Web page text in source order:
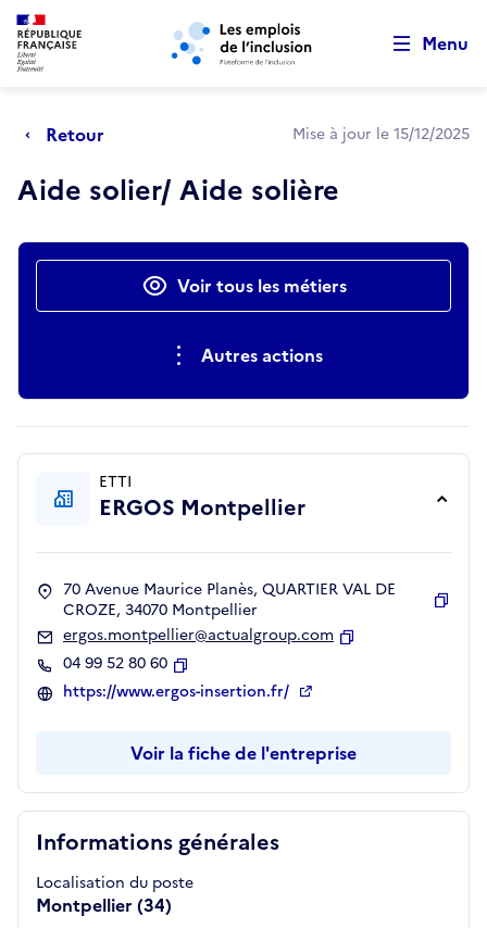
Aller au menu principal Aller au contenu principal
Menu
Retour Mise à jour le 15/12/2025
Aide solier/ Aide solière
Actions rapidesVoir tous les métiers
Autres actions
Informations générales
Localisation du poste
Montpellier (34)
ETTI
ERGOS Montpellier
70 Avenue Maurice Planès, QUARTIER VAL DE
CROZE, 34070 Montpellier
ergos.montpellier@actualgroup.com
04 99 52 80 60
Copier
https://www.ergos-insertion.fr/
Voir la fiche de l'entreprise
Retour au début de la page
Panneau de gestion des cookies